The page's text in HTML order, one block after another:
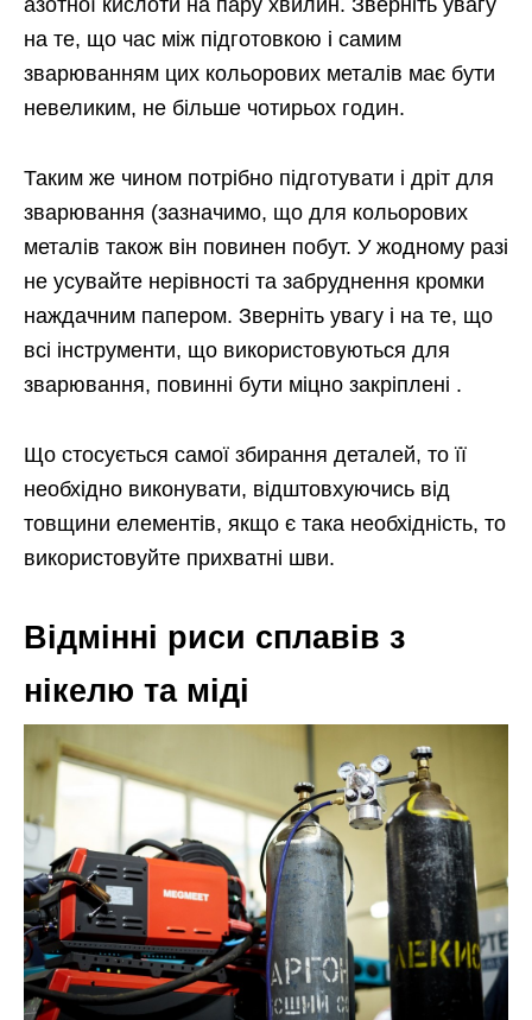
на те, що час між підготовкою і самим
зварюванням цих кольорових металів має бути
невеликим, не більше чотирьох годин.
Таким же чином потрібно підготувати і дріт для
зварювання (зазначимо, що для кольорових
металів також він повинен побут. У жодному разі
не усувайте нерівності та забруднення кромки
наждачним папером. Зверніть увагу і на те, що
всі інструменти, що використовуються для
зварювання, повинні бути міцно закріплені .
Що стосується самої збирання деталей, то її
необхідно виконувати, відштовхуючись від
товщини елементів, якщо є така необхідність, то
використовуйте прихватні шви.
Відмінні риси сплавів з
нікелю та міді